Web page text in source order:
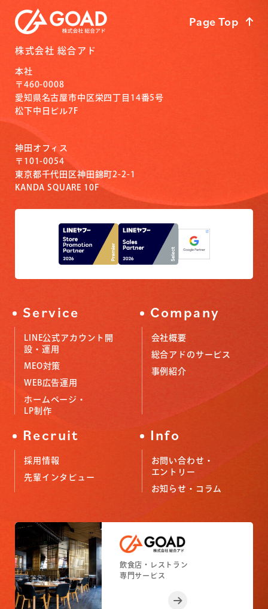
株式会社 総合アド
本社
〒460-0008
愛知県名古屋市中区栄四丁目14番5号
松下中日ビル7F
神田オフィス
〒101-0054
東京都千代田区神田錦町2-2-1
KANDA SQUARE 10F
Page Top
Service
LINE公式アカウント開
設・運用
MEO対策
WEB広告運用
ホームページ・
LP制作
Company
会社概要
総合アドのサービス
事例紹介
Recruit
採用情報
先輩インタビュー
Info
お問い合わせ・
エントリー
お知らせ・コラム
小売店舗
専門サービス
フィットネスジム
専門サービス
飲食店・レストラン
専門サービス
小売店舗
専門サービス
フィットネスジム
専門サービス